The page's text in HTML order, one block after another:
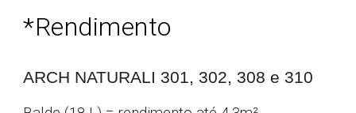
*Rendimento
ARCH NATURALI 301, 302, 308 e 310